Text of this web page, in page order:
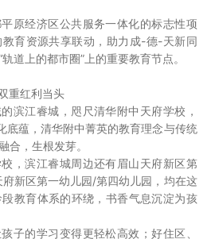
原经济区公共服务一体化的标志性项
育资源共享联动，助力成-德-天新同
道上的都市圈”上的重要教育节点。
重红利当头
滨江睿城，咫尺清华附中天府学校，
底蕴，清华附中菁英的教育理念与传统
合，生根发芽。
，滨江睿城周边还有眉山天府新区第
新区第一幼儿园/第四幼儿园，均在这
教育体系的环绕，书香气息沉淀为孩
子的学习变得更轻松高效；好住区、